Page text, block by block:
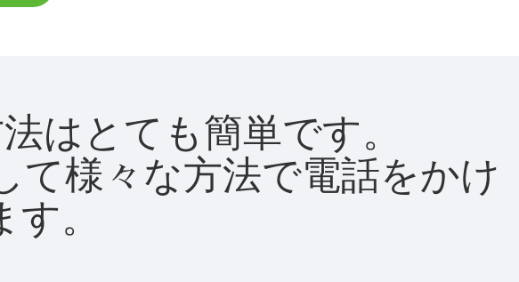
はとても簡単です。
て様々な方法で電話をかけ
。